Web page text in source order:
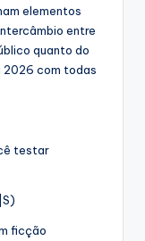
elementos
entre
quanto do
2026 com todas
testar
ficção